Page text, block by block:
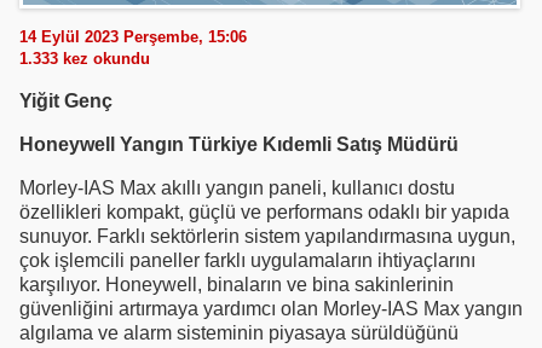
14 Eylül 2023 Perşembe, 15:06
1.333 kez okundu
Yiğit Genç
Honeywell Yangın Türkiye Kıdemli Satış Müdürü
Morley-IAS Max akıllı yangın paneli, kullanıcı dostu
özellikleri kompakt, güçlü ve performans odaklı bir yapıda
sunuyor. Farklı sektörlerin sistem yapılandırmasına uygun,
çok işlemcili paneller farklı uygulamaların ihtiyaçlarını
karşılıyor. Honeywell, binaların ve bina sakinlerinin
güvenliğini artırmaya yardımcı olan Morley-IAS Max yangın
algılama ve alarm sisteminin piyasaya sürüldüğünü